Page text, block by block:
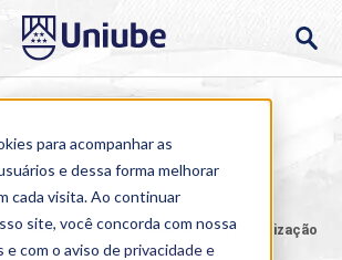
para acompanhar as
e dessa forma melhorar
cada visita. Ao continuar
site, você concorda com nossa
e com o aviso deprivacidade e
Presencial > Pós-graduação >Especialização